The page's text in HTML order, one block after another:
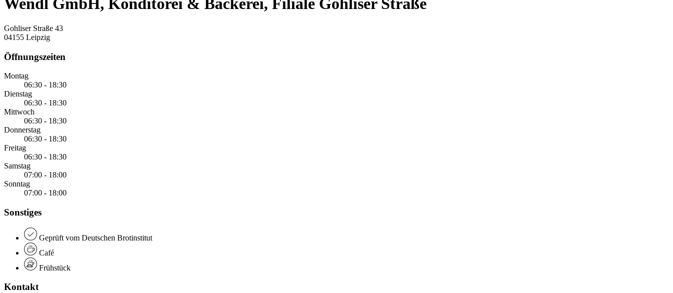
Wendl GmbH, Konditorei & Bäckerei, Filiale Gohliser Straße
Gohliser Straße 43
04155 Leipzig
Öffnungszeiten
Montag
06:30 - 18:30
Dienstag
06:30 - 18:30
Mittwoch
06:30 - 18:30
Donnerstag
06:30 - 18:30
Freitag
06:30 - 18:30
Samstag
07:00 - 18:00
Sonntag
07:00 - 18:00
Sonstiges
Geprüft vom Deutschen Brotinstitut
Café
Frühstück
Kontakt